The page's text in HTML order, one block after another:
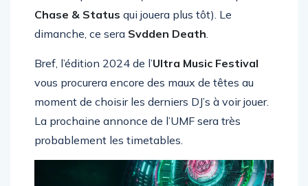
Knock2qui clôturera (même si on aurait préféré
Chase & Status
qui jouera plus tôt). Le
Bref, l’édition 2024 de l’ Ultra Music Festival
vous procurera encore des maux de têtes au
moment de choisir les derniers DJ’s à voir jouer.
La prochaine annonce de l’UMF sera très